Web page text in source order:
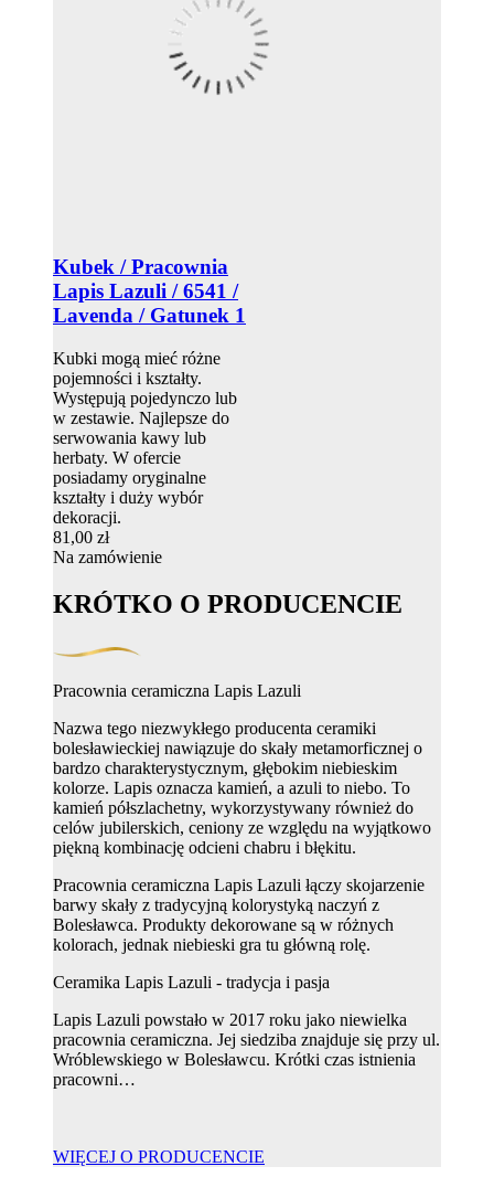
Kubek / Pracownia
Lapis Lazuli / 6541 /
Lavenda / Gatunek 1
Kubki mogą mieć różne
pojemności i kształty.
Występują pojedynczo lub
w zestawie. Najlepsze do
serwowania kawy lub
herbaty. W ofercie
posiadamy oryginalne
kształty i duży wybór
dekoracji.
81,00 zł
Na zamówienie
KRÓTKO O PRODUCENCIE
Pracownia ceramiczna Lapis Lazuli
Nazwa tego niezwykłego producenta ceramiki
bolesławieckiej nawiązuje do skały metamorficznej o
bardzo charakterystycznym, głębokim niebieskim
kolorze. Lapis oznacza kamień, a azuli to niebo. To
kamień półszlachetny, wykorzystywany również do
celów jubilerskich, ceniony ze względu na wyjątkowo
piękną kombinację odcieni chabru i błękitu.
Pracownia ceramiczna Lapis Lazuli łączy skojarzenie
barwy skały z tradycyjną kolorystyką naczyń z
Bolesławca. Produkty dekorowane są w różnych
kolorach, jednak niebieski gra tu główną rolę.
Ceramika Lapis Lazuli - tradycja i pasja
Lapis Lazuli powstało w 2017 roku jako niewielka
pracownia ceramiczna. Jej siedziba znajduje się przy ul.
Wróblewskiego w Bolesławcu. Krótki czas istnienia
pracowni…
WIĘCEJ O PRODUCENCIE